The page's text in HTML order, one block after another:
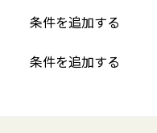
条件を追加する
条件を追加する